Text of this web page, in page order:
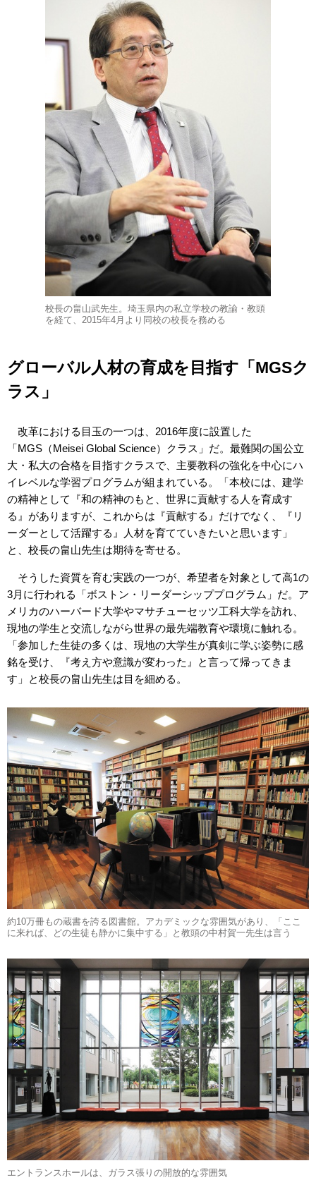
校長の畠山武先生。埼玉県内の私立学校の教諭・教頭
を経て、2015年4月より同校の校長を務める
グローバル人材の育成を目指す「MGSク
ラス」
改革における目玉の一つは、2016年度に設置した
「MGS（Meisei Global Science）クラス」だ。最難関の国公立
大・私大の合格を目指すクラスで、主要教科の強化を中心にハ
イレベルな学習プログラムが組まれている。「本校には、建学
の精神として『和の精神のもと、世界に貢献する人を育成す
る』がありますが、これからは『貢献する』だけでなく、『リ
ーダーとして活躍する』人材を育てていきたいと思います」
と、校長の畠山先生は期待を寄せる。
そうした資質を育む実践の一つが、希望者を対象として高1の
3月に行われる「ボストン・リーダーシッププログラム」だ。ア
メリカのハーバード大学やマサチューセッツ工科大学を訪れ、
現地の学生と交流しながら世界の最先端教育や環境に触れる。
「参加した生徒の多くは、現地の大学生が真剣に学ぶ姿勢に感
銘を受け、『考え方や意識が変わった』と言って帰ってきま
す」と校長の畠山先生は目を細める。
約10万冊もの蔵書を誇る図書館。アカデミックな雰囲気があり、「ここ
に来れば、どの生徒も静かに集中する」と教頭の中村賀一先生は言う
エントランスホールは、ガラス張りの開放的な雰囲気